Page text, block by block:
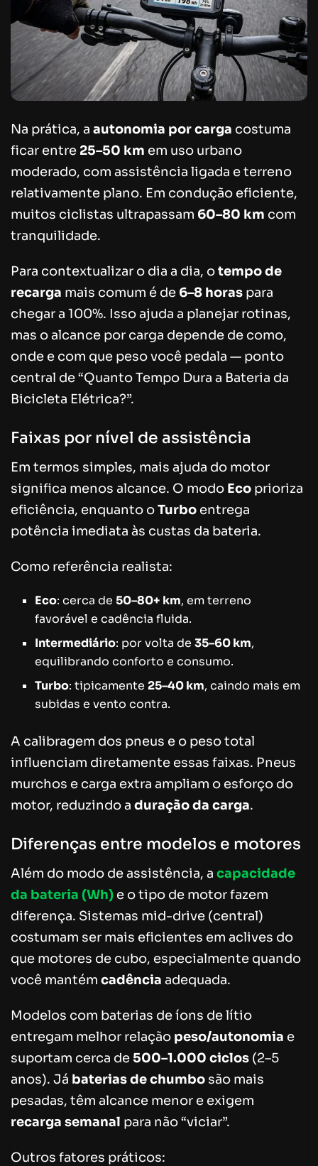
Na prática, a autonomia por carga costuma
ficar entre 25–50 km em uso urbano
moderado, com assistência ligada e terreno
relativamente plano. Em condução eficiente,
muitos ciclistas ultrapassam 60–80 km com
tranquilidade.
Para contextualizar o dia a dia, otempo de
recarga mais comum é de 6–8 horas para
chegar a 100%. Isso ajuda a planejar rotinas,
mas o alcance por carga depende de como,
onde e com que peso você pedala — ponto
central de “Quanto Tempo Dura a Bateria da
Bicicleta Elétrica?”.
Faixas por nível de assistência
Em termos simples, mais ajuda do motor
significa menos alcance. O modo Eco prioriza
eficiência, enquanto oTurbo entrega
potência imediata às custas da bateria.
Como referência realista:
Eco: cerca de50–80+ km, em terreno
favorável e cadência fluida.
Intermediário: por volta de35–60 km,
equilibrando conforto e consumo.
Turbo: tipicamente25–40 km, caindo mais em
subidas e vento contra.
A calibragem dos pneus e o peso total
influenciam diretamente essas faixas. Pneus
murchos e carga extra ampliam o esforço do
motor, reduzindo a duração da carga.
Diferenças entre modelos e motores
Além do modo de assistência, a capacidade
da bateria (Wh) e o tipo de motor fazem
diferença. Sistemas mid-drive (central)
costumam ser mais eficientes em aclives do
que motores de cubo, especialmente quando
você mantém cadência adequada.
Modelos com baterias de íons de lítio
entregam melhor relação peso/autonomia e
suportam cerca de500–1.000 ciclos (2–5
anos). Já baterias de chumbo são mais
pesadas, têm alcance menor e exigem
recarga semanal para não “viciar”.
Outros fatores práticos: